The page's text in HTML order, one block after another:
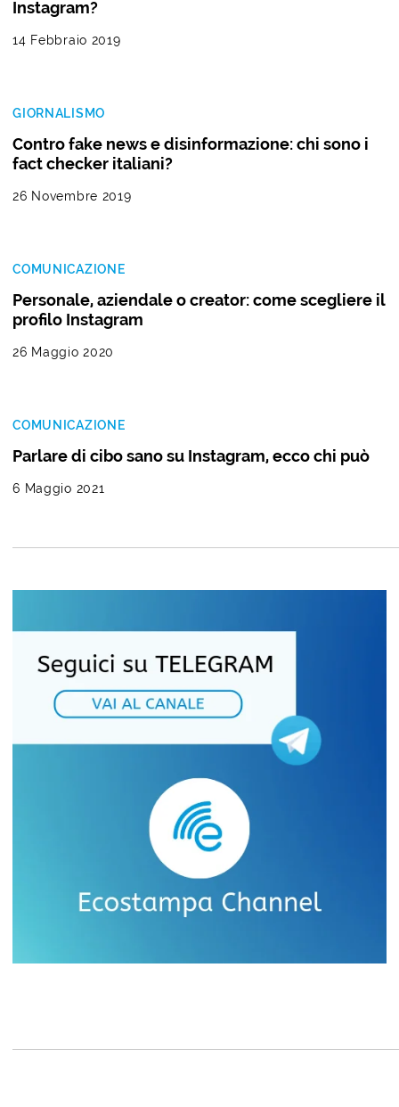
Instagram?
14 Febbraio 2019
GIORNALISMO
Contro fake news e disinformazione: chi sono i
fact checker italiani?
26 Novembre 2019
COMUNICAZIONE
Personale, aziendale o creator: come scegliere il
profilo Instagram
26 Maggio 2020
COMUNICAZIONE
Parlare di cibo sano su Instagram, ecco chi può
6 Maggio 2021